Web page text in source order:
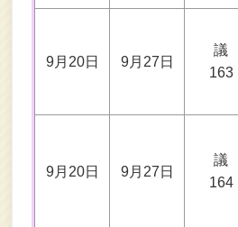
9月20日 9月27日
議
163
9月20日 9月27日
議
164